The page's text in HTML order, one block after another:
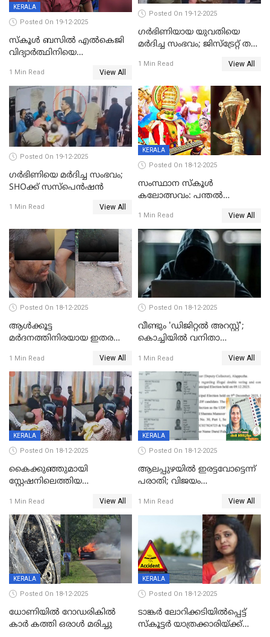
KERALA
Posted On 19-12-2025
സ്കൂൾ ബസിൽ എൽകെജി
വിദ്യാര്‍ത്ഥിനിയെ
ക്ലീനര്‍ പിടിയിൽ
1 Min Read View All
Posted On 19-12-2025
ഗര്‍ഭിണിയായ യുവതിയെ
മര്‍ദിച്ച സംഭവം; ജിസ്‌ട്രേറ്റ് തല
യുവതി
1 Min Read View All
Posted On 19-12-2025
ഗര്‍ഭിണിയെ മർദിച്ച സംഭവം;
SHOക്ക് സസ്പെൻഷൻ
1 Min Read View All
KERALA
Posted On 18-12-2025
സംസ്ഥാന സ്കൂൾ
കലോത്സവം: പന്തൽ
1 Min Read View All
Posted On 18-12-2025
ആൾക്കൂട്ട
മർദനത്തിനിരയായ ഇതര
നടുക്കുന്ന സംഭവം
വാളയാറിൽ
1 Min Read View All
Posted On 18-12-2025
വീണ്ടും 'ഡിജിറ്റല്‍ അറസ്റ്റ്';
കൊച്ചിയില്‍ വനിതാ
കോടി രൂപ
1 Min Read View All
KERALA
Posted On 18-12-2025
കൈക്കുഞ്ഞുമായി
സ്റ്റേഷനിലെത്തിയ
കരണത്തടിച്ചു; CC ടിവി
ദൃശ്യങ്ങൾ പുറത്ത്
1 Min Read View All
KERALA
Posted On 18-12-2025
ആലപ്പുഴയിൽ ഇരട്ടവോട്ടെന്ന്
പരാതി; വിജയം
വാർഡിലെ എൽഡിഎഫ്
സ്ഥാനാർത്ഥി
1 Min Read View All
KERALA
Posted On 18-12-2025
ധോണിയിൽ റോഡരികിൽ
കാർ കത്തി ഒരാൾ മരിച്ചു
KERALA
Posted On 18-12-2025
ടാങ്കർ ലോറിക്കടിയിൽപ്പെട്ട്
സ്കൂട്ടർ യാത്രക്കാരിയ്ക്ക്